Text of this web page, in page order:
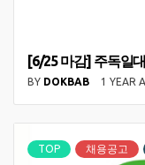
[6/25 마감] 주독일
BY DOKBAB 1 YEAR
TOP 채용공고